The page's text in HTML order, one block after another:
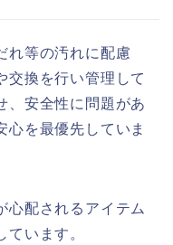
れ等の汚れに配慮
交換を行い管理して
、安全性に問題があ
心を最優先していま
心配されるアイテム
います。